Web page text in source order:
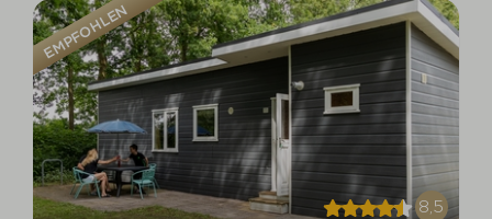
EMPFOHLEN
8,5